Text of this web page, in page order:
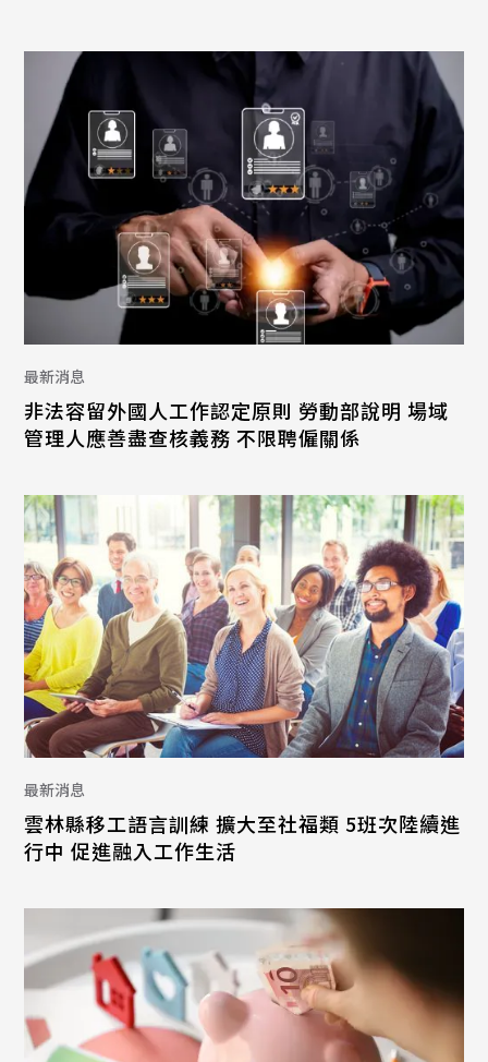
最新消息
非法容留外國人工作認定原則 勞動部說明 場域
管理人應善盡查核義務 不限聘僱關係
最新消息
雲林縣移工語言訓練 擴大至社福類 5班次陸續進
行中 促進融入工作生活